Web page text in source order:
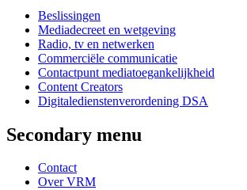
Beslissingen
Mediadecreet en wetgeving
Radio, tv en netwerken
Commerciële communicatie
Contactpunt mediatoegankelijkheid
Content Creators
Digitaledienstenverordening DSA
Secondary menu
Contact
Over VRM